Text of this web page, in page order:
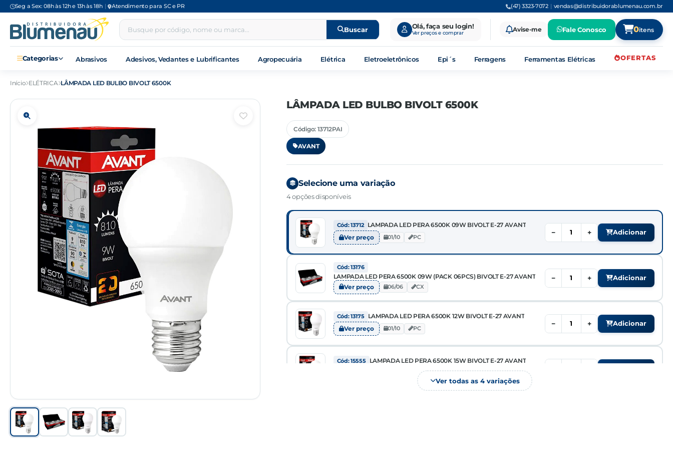
Seg a Sex: 08h às 12h e 13h às 18h | Atendimento para SC e PR (47) 3323-7072 | vendas@distribuidorablumenau.com.br
Buscar Olá, faça seu login!
Ver preços e comprar Avise-me Fale Conosco 0itens
Categorias Abrasivos Adesivos, Vedantes e Lubrificantes Agropecuária Elétrica Eletroeletrônicos Epi´s Ferragens Ferramentas Elétricas OFERTAS
Início ELÉTRICA LÂMPADA LED BULBO BIVOLT 6500K
LÂMPADA LED BULBO BIVOLT 6500K
Código: 13712PAI
AVANT
Selecione uma variação
4 opções disponíveis
Cód: 13712 LAMPADA LED PERA 6500K 09W BIVOLT E-27 AVANT
Ver preço 01/10 PC
− + Adicionar
Cód: 13176
LAMPADA LED PERA 6500K 09W (PACK 06PCS) BIVOLT E-27 AVANT
Ver preço 06/06 CX
− + Adicionar
Cód: 13175 LAMPADA LED PERA 6500K 12W BIVOLT E-27 AVANT
Ver preço 01/10 PC
− + Adicionar
Cód: 15555 LAMPADA LED PERA 6500K 15W BIVOLT E-27 AVANT
PC
Ver todas as 4 variações